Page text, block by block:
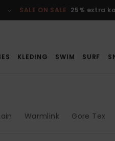
SALE ON SALE 25% extra
KLEDING SWIM SURF
Warmlink Gore Tex